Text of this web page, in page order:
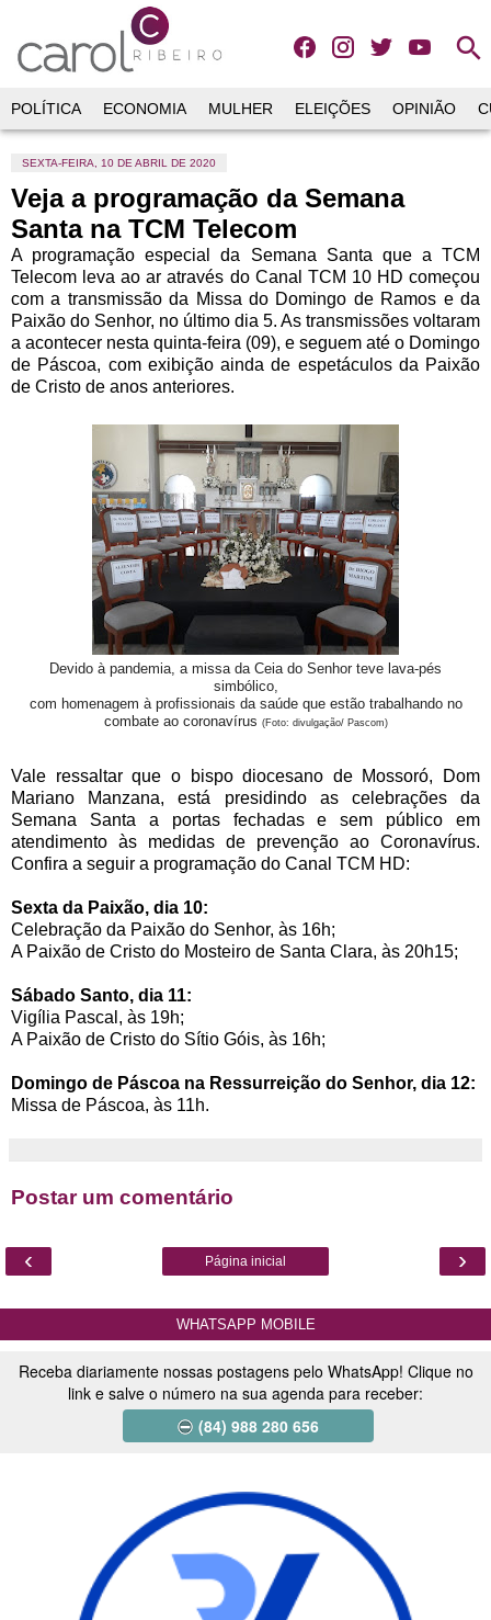
search
POLÍTICA ECONOMIA MULHER ELEIÇÕES OPINIÃO
SEXTA-FEIRA, 10 DE ABRIL DE 2020
Veja a programação da Semana
Santa na TCM Telecom
A programação especial da Semana Santa que a TCM
Telecom leva ao ar através do Canal TCM 10 HD começou
com a transmissão da Missa do Domingo de Ramos e da
Paixão do Senhor, no último dia 5. As transmissões voltaram
a acontecer nesta quinta-feira (09), e seguem até o Domingo
de Páscoa, com exibição ainda de espetáculos da Paixão
de Cristo de anos anteriores.
Devido à pandemia, a missa da Ceia do Senhor teve lava-pés
simbólico,
com homenagem à profissionais da saúde que estão trabalhando no
combate ao coronavírus (Foto: divulgação/ Pascom)
Vale ressaltar que o bispo diocesano de Mossoró, Dom
Mariano Manzana, está presidindo as celebrações da
Semana Santa a portas fechadas e sem público em
atendimento às medidas de prevenção ao Coronavírus.
Confira a seguir a programação do Canal TCM HD:
Sexta da Paixão, dia 10:
Celebração da Paixão do Senhor, às 16h;
A Paixão de Cristo do Mosteiro de Santa Clara, às 20h15;
Sábado Santo, dia 11:
Vigília Pascal, às 19h;
A Paixão de Cristo do Sítio Góis, às 16h;
Domingo de Páscoa na Ressurreição do Senhor, dia 12:
Missa de Páscoa, às 11h.
Postar um comentário
‹ ›
Página inicial
WHATSAPP MOBILE
Receba diariamente nossas postagens pelo WhatsApp! Clique no
link e salve o número na sua agenda para receber:
(84) 988 280 656